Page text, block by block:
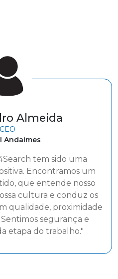
Teixeira
de RH
tem sido muito
destacando-se pela
com precisão
aliada a uma
comprometida. A
ao longo do processo e
estabelecido reforçam
nosso time na atração